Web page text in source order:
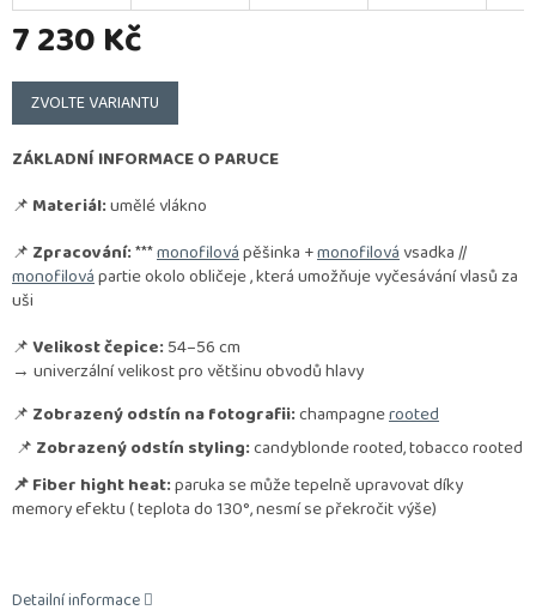
7 230 Kč
Měrná
cena:
ZVOLTE VARIANTU
ZÁKLADNÍ INFORMACE O PARUCE
📌 Materiál:umělé vlákno
📌 Zpracování:***monofilovápěšinka +monofilovávsadka //
monofilovápartie okolo obličeje , která umožňuje vyčesávání vlasů za
uši
📌Velikost čepice: 54–56 cm
→ univerzální velikost pro většinu obvodů hlavy
📌 Zobrazený odstín na fotografii:champagnerooted
📌 Zobrazený odstín styling:candyblonde rooted, tobacco rooted
📌 Fiber hight heat:paruka se může tepelně upravovat díky
memory efektu ( teplota do 130°, nesmí se překročit výše)
Detailní informace